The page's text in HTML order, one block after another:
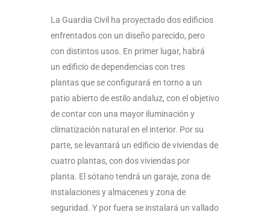
La Guardia Civil ha proyectado dos edificios
enfrentados con un diseño parecido, pero
con distintos usos. En primer lugar, habrá
un edificio de dependencias con tres
plantas que se configurará en torno a un
patio abierto de estilo andaluz, con el objetivo
de contar con una mayor iluminación y
climatización natural en el interior. Por su
parte, se levantará un edificio de viviendas de
cuatro plantas, con dos viviendas por
planta. El sótano tendrá un garaje, zona de
instalaciones y almacenes y zona de
seguridad. Y por fuera se instalará un vallado